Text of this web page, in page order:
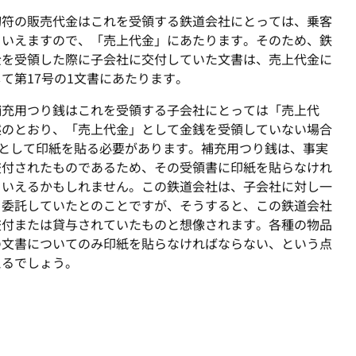
の販売代金はこれを受領する鉄道会社にとっては、乗客
えますので、「売上代金」にあたります。そのため、鉄
受領した際に子会社に交付していた文書は、売上代金に
第17号の1文書にあたります。
用つり銭はこれを受領する子会社にとっては「売上代
とおり、「売上代金」として金銭を受領していない場合
して印紙を貼る必要があります。補充用つり銭は、事実
されたものであるため、その受領書に印紙を貼らなけれ
えるかもしれません。この鉄道会社は、子会社に対し一
託していたとのことですが、そうすると、この鉄道会社
または貸与されていたものと想像されます。各種の物品
書についてのみ印紙を貼らなければならない、 という点
でしょう。